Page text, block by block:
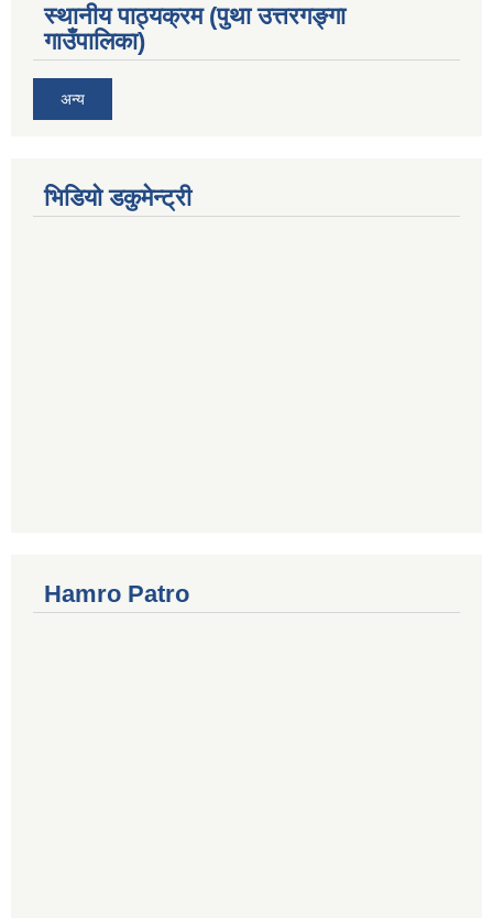
स्थानीय पाठ्यक्रम (पुथा उत्तरगङ्गा
गाउँपालिका)
अन्य
भिडियो डकुमेन्ट्री
Hamro Patro